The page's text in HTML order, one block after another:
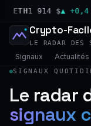
1 914 $▲ +0,4 %
Crypto-
LE RADAR DES
Signaux Actualités
SIGNAUX
Le radar
signaux